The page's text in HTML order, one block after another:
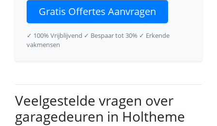
Gratis Offertes Aanvragen
✓ 100% Vrijblijvend ✓ Bespaar tot 30% ✓ Erkende
vakmensen
Veelgestelde vragen over
garagedeuren in Holtheme